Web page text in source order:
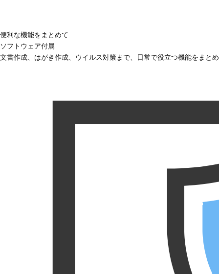
便利な機能をまとめて
ソフトウェア付属
文書作成、はがき作成、ウイルス対策まで、日常で役立つ機能をまと